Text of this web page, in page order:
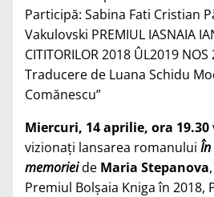
Miercuri, 14 aprilie, ora 19.30
vizionați lansarea romanului
memorieide Maria Stepanova
Premiul Bolșaia Kniga în 2018,